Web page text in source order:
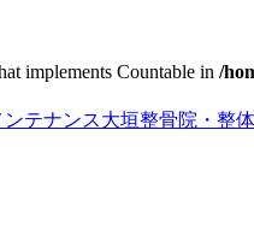
implements Countable in /
テナンス大垣整骨院・整